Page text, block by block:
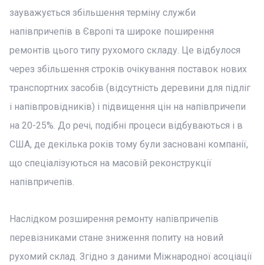
зауважується збільшення терміну служби
напівпричепів в Європі та широке поширення
ремонтів цього типу рухомого складу. Це відбулося
через збільшення строків очікування поставок нових
транспортних засобів (відсутність деревини для підліг
і напівпровідників) і підвищення цін на напівпричепи
на 20-25%. До речі, подібні процеси відбуваються і в
США, де декілька років тому були засновані компанії,
що спеціалізуються на масовій реконструкції
напівпричепів.
Наслідком розширення ремонту напівпричепів
перевізниками стане зниження попиту на новий
рухомий склад. Згідно з даними Міжнародної асоціації